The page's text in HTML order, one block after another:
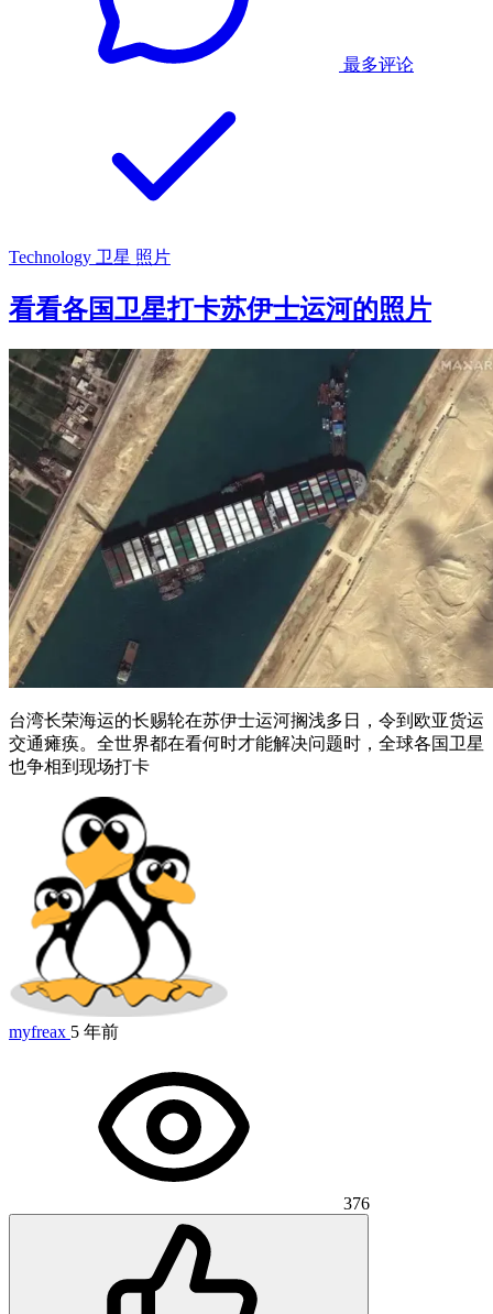
最多评论
Technology 卫星 照片
看看各国卫星打卡苏伊士运河的照片
台湾长荣海运的长赐轮在苏伊士运河搁浅多日，令到欧亚货运
交通瘫痪。全世界都在看何时才能解决问题时，全球各国卫星
也争相到现场打卡
myfreax 5 年前
376